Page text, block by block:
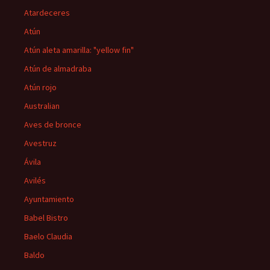
Atardeceres
Atún
Atún aleta amarilla: "yellow fin"
Atún de almadraba
Atún rojo
Australian
Aves de bronce
Avestruz
Ávila
Avilés
Ayuntamiento
Babel Bistro
Baelo Claudia
Baldo